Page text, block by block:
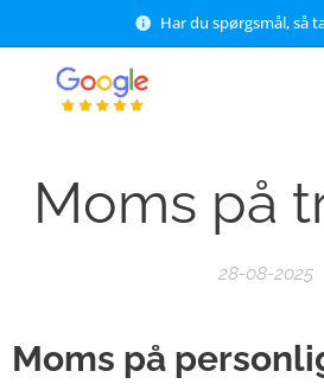
Har du spørgsmål, så
Moms på
28-08-2025
Moms på